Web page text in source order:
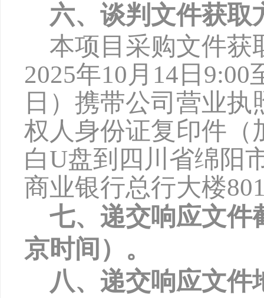
六、谈判文件获取
本项目采购文件获
2025年10 月 14 日 9:00
日）携带公司营业
权人身份证复印件（
白U盘到四川省绵阳
商业银行总行大楼
七、递交响应文件
京时间）。
八、递交响应文件